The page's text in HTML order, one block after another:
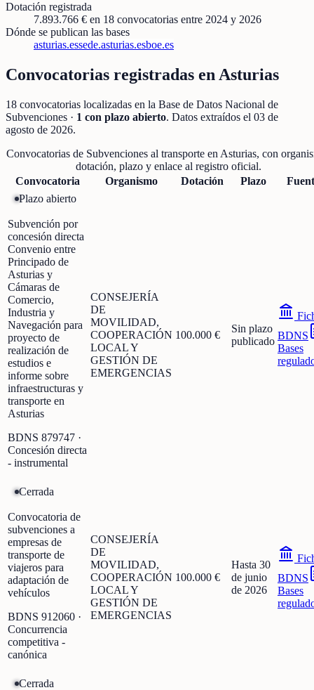
Dotación registrada
7.893.766 € en 18 convocatorias entre 2024 y 2026
Dónde se publican las bases
asturias.essede.asturias.esboe.es
Convocatorias registradas enAsturias
18 convocatorias localizadas en la Base de Datos Nacional de
Subvenciones · 1 con plazo abierto. Datos extraídos el 03 de
agosto de 2026.
Convocatorias de Subvenciones al transporte en Asturias, con
dotación, plazo y enlace al registro oficial.
Convocatoria
Organismo Dotación Plazo
Plazo abierto
Subvención por
concesión directa
Convenio entre
Principado de
Asturias y
Cámaras de
Comercio,
Industria y
Navegación para
proyecto de
realización de
estudios e
informe sobre
infraestructuras y
transporte en
Asturias
BDNS 879747 ·
Concesión directa
- instrumental
CONSEJERÍA
DE
MOVILIDAD,
COOPERACIÓN
LOCAL Y
GESTIÓN DE
EMERGENCIAS
100.000 €
Sin plazo
publicado BDNS
Bases
Cerrada
Convocatoria de
subvenciones a
empresas de
transporte de
viajeros para
adaptación de
vehículos
BDNS 912060 ·
Concurrencia
competitiva -
canónica
CONSEJERÍA
DE
MOVILIDAD,
COOPERACIÓN
LOCAL Y
GESTIÓN DE
EMERGENCIAS
100.000 €
Hasta 30
de junio
de 2026
BDNS
Bases
Cerrada